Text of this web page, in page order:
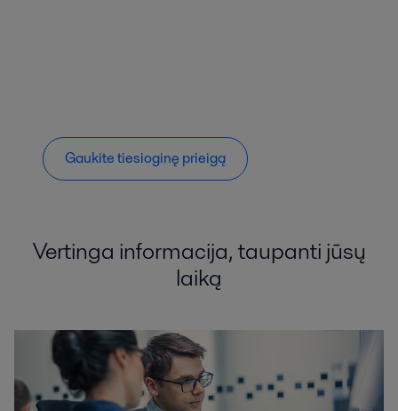
Gaukite tiesioginę prieigą
Vertinga informacija, taupanti jūsų
laiką